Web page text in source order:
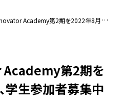
Academy第2期を2022年8月に開始、学生参加者募集中
第2期を
学生参加者募集中